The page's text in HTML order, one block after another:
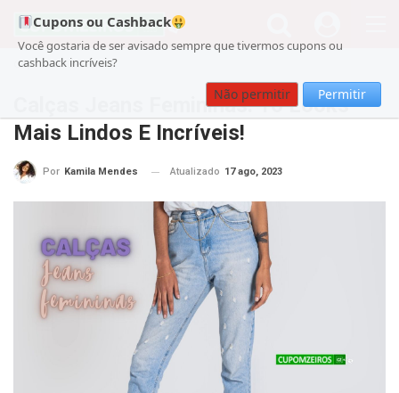
Cupons ou Cashback
Você gostaria de ser avisado sempre que tivermos cupons ou
cashback incríveis?
Não permitir Permitir
Cupom Beleza
Calças Jeans Femininas: 16 Looks
Mais Lindos E Incríveis!
Por Kamila Mendes Atualizado 17 ago, 2023